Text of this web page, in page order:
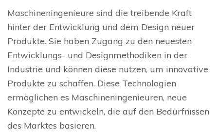
Maschineningenieure sind die treibende Kraft
hinter der Entwicklung und dem Design neuer
Produkte. Sie haben Zugang zu den neuesten
Entwicklungs- und Designmethodiken in der
Industrie und können diese nutzen, um innovative
Produkte zu schaffen. Diese Technologien
ermöglichen es Maschineningenieuren, neue
Konzepte zu entwickeln, die auf den Bedürfnissen
des Marktes basieren.